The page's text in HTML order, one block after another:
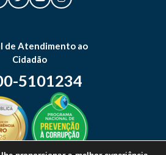
de Atendimento ao
Cidadão
5101234